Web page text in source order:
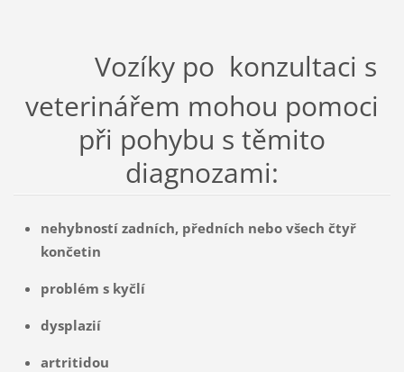
Vozíky po konzultaci s
veterinářem mohou pomoci
při pohybu s těmito
diagnozami:
nehybností zadních, předních nebo všech čtyř
končetin
problém s kyčlí
dysplazií
artritidou